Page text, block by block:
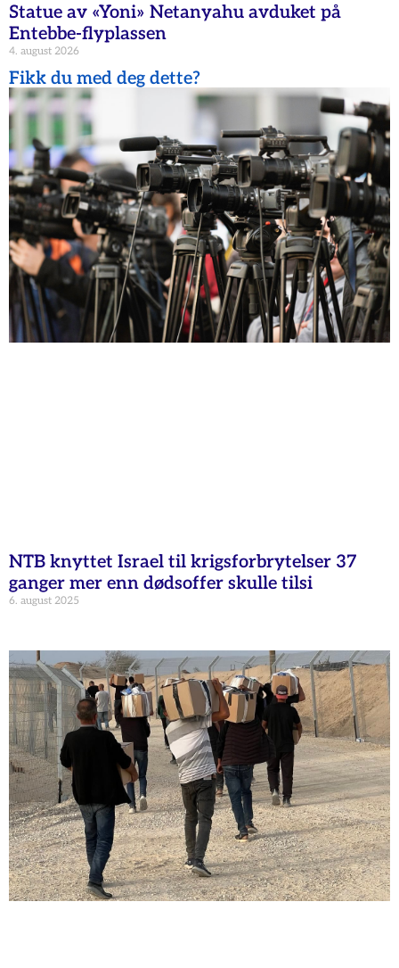
Statue av «Yoni» Netanyahu avduket på
Entebbe-flyplassen
4. august 2026
Fikk du med deg dette?
NTB knyttet Israel til krigsforbrytelser 37
ganger mer enn dødsoffer skulle tilsi
6. august 2025